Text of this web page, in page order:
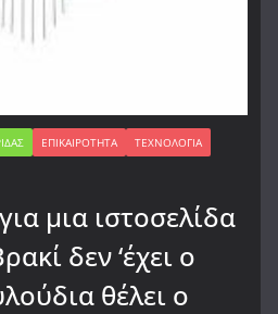
ΕΠΙΚΑΙΡΌΤΗΤΑ
ΤΕΧΝΟΛΟΓΊΑ
μια ιστοσελίδα
δεν ‘έχει ο
θέλει ο